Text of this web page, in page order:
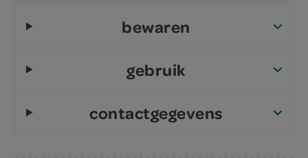
bewaren
gebruik
contactgegevens